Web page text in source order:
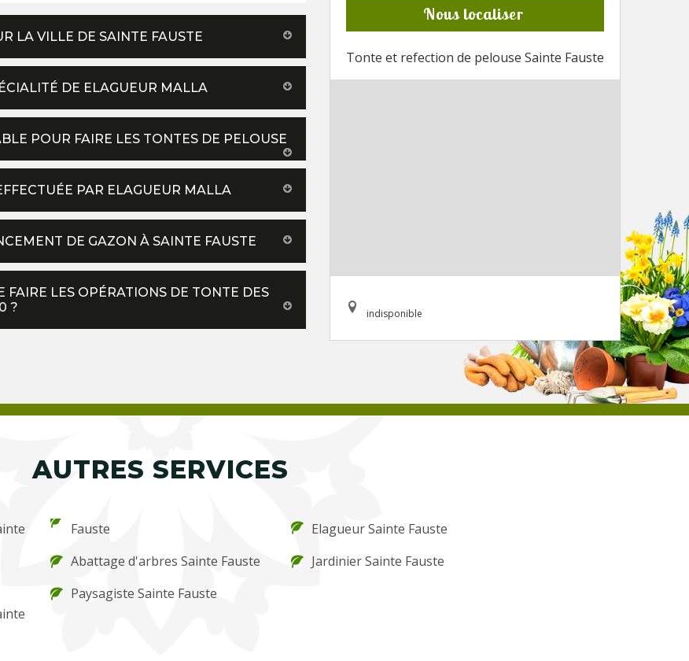
LA VILLE DE SAINTE FAUSTE
DE ELAGUEUR MALLA
POUR FAIRE LES TONTES DE PELOUSE
PAR ELAGUEUR MALLA
DE GAZON À SAINTE FAUSTE
LES OPÉRATIONS DE TONTE DES
?
Nous localiser
Tonte et refection de pelouse Sainte Fauste
indisponible
AUTRES SERVICES
Fauste
Abattage d'arbres Sainte Fauste
Paysagiste Sainte Fauste
Elagueur Sainte Fauste
Jardinier Sainte Fauste